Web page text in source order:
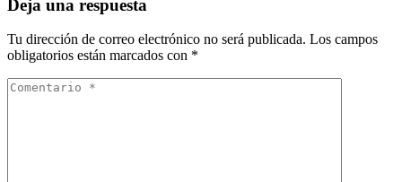
Deja una respuesta
Tu dirección de correo electrónico no será publicada. Los campos
obligatorios están marcados con *